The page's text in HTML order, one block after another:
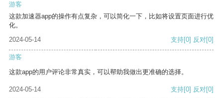
游客
这款加速器app的操作有点复杂，可以简化一下，比如将设置页面进行优
化。
2024-05-14
支持[0] 反对[0]
游客
这款app的用户评论非常真实，可以帮助我做出更准确的选择。
2024-05-14 支持[0] 反对[0]